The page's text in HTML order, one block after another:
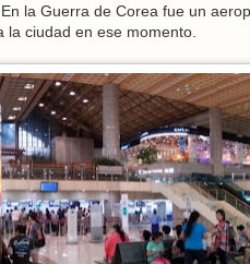
la Guerra de Corea fue un
la ciudad en ese momento.